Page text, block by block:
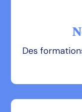
Des